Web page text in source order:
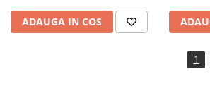
ADAUGA IN COS
1